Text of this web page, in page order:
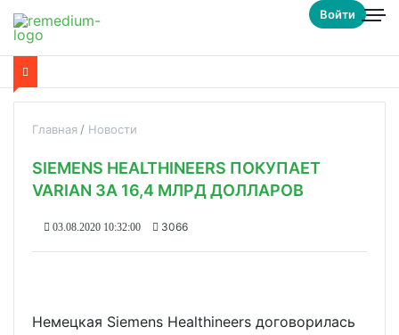
Войти
Главная Новости
SIEMENS HEALTHINEERS ПОКУПАЕТ
VARIAN ЗА 16,4 МЛРД ДОЛЛАРОВ
03.08.2020 10:32:00 3066
Немецкая Siemens Healthineers договорилась